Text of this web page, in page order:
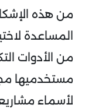
من هذه
المساعدة
من الأدوات
مستخدميها
لأسماء